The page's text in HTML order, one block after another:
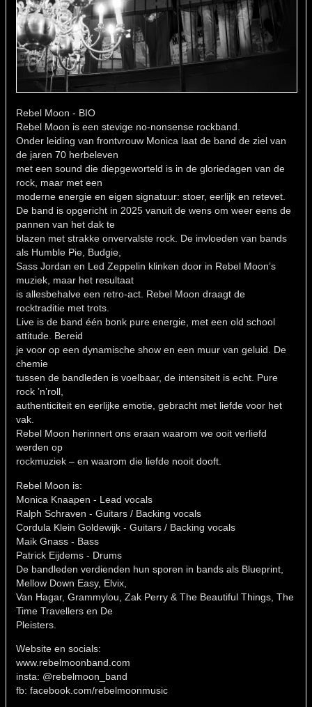
Rebel Moon - BIO
Rebel Moon is een stevige no-nonsense rockband.
Onder leiding van frontvrouw Monica laat de band de ziel van
de jaren 70 herbeleven
met een sound die diepgeworteld is in de gloriedagen van de
rock, maar met een
moderne energie en eigen signatuur: stoer, eerlijk en retevet.
De band is opgericht in 2025 vanuit de wens om weer eens de
pannen van het dak te
blazen met strakke onvervalste rock. De invloeden van bands
als Humble Pie, Budgie,
Sass Jordan en Led Zeppelin klinken door in Rebel Moon’s
muziek, maar het resultaat
is allesbehalve een retro-act. Rebel Moon draagt de
rocktraditie met trots.
Live is de band één bonk pure energie, met een old school
attitude. Bereid
je voor op een dynamische show en een muur van geluid. De
chemie
tussen de bandleden is voelbaar, de intensiteit is echt. Pure
rock ’n’roll,
authenticiteit en eerlijke emotie, gebracht met liefde voor het
vak.
Rebel Moon herinnert ons eraan waarom we ooit verliefd
werden op
rockmuziek – en waarom die liefde nooit dooft.
Rebel Moon is:
Monica Knaapen - Lead vocals
Ralph Schraven - Guitars / Backing vocals
Cordula Klein Goldewijk - Guitars / Backing vocals
Maik Gnass - Bass
Patrick Eijdems - Drums
De bandleden verdienden hun sporen in bands als Blueprint,
Mellow Down Easy, Elvix,
Van Hagar, Grammylou, Zak Perry & The Beautiful Things, The
Time Travellers en De
Pleisters.
Website en socials:
www.rebelmoonband.com
insta: @rebelmoon_band
fb: facebook.com/rebelmoonmusic